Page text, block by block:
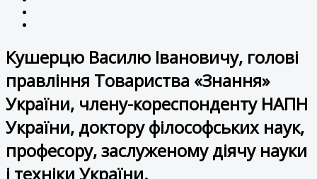
Кушерцю Василю Івановичу, голові
правління Товариства «Знання»
України, члену-кореспонденту НАПН
України, доктору філософських наук,
професору, заслуженому діячу науки
і техніки України.